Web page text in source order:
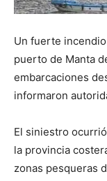
Un fuerte
puerto de Manta
embarcaciones
informaron
El siniestro
la provincia
zonas pesqueras